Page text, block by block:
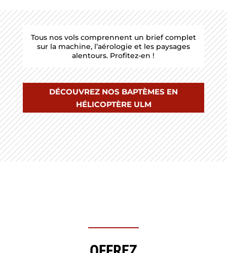
Tous nos vols comprennent un brief complet
sur la machine, l’aérologie et les paysages
alentours. Profitez-en !
DÉCOUVREZ NOS BAPTÈMES EN
HÉLICOPTÈRE ULM